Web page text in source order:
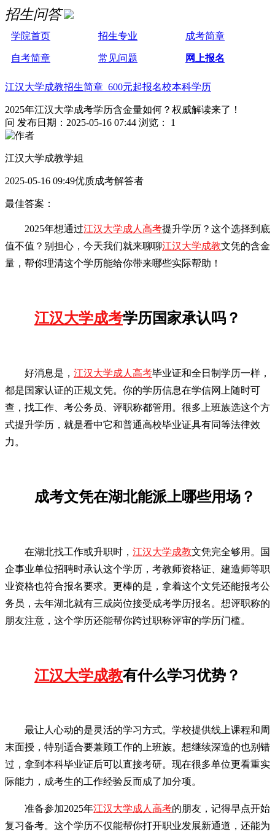
招生问答
学院首页 招生专业 成考简章
自考简章 常见问题 网上报名
江汉大学成教招生简章 600元起报名校本科学历
2025年江汉大学成考学历含金量如何？权威解读来了！
问 发布日期：2025-05-16 07:44 浏览： 1
江汉大学成教学姐
2025-05-16 09:49优质成考解答者
最佳答案：
2025年想通过江汉大学成人高考提升学历？这个选择到底
值不值？别担心，今天我们就来聊聊江汉大学成教文凭的含金
量，帮你理清这个学历能给你带来哪些实际帮助！
江汉大学成考学历国家承认吗？
好消息是， 江汉大学成人高考毕业证和全日制学历一样，
都是国家认证的正规文凭。你的学历信息在学信网上随时可
查，找工作、考公务员、评职称都管用。很多上班族选这个方
式提升学历，就是看中它和普通高校毕业证具有同等法律效
力。
成考文凭在湖北能派上哪些用场？
在湖北找工作或升职时， 江汉大学成教文凭完全够用。国
企事业单位招聘时承认这个学历，考教师资格证、建造师等职
业资格也符合报名要求。更棒的是，拿着这个文凭还能报考公
务员，去年湖北就有三成岗位接受成考学历报名。想评职称的
朋友注意，这个学历还能帮你跨过职称评审的学历门槛。
江汉大学成教有什么学习优势？
最让人心动的是灵活的学习方式。学校提供线上课程和周
末面授，特别适合要兼顾工作的上班族。想继续深造的也别错
过，拿到本科毕业证后可以直接考研。现在很多单位更看重实
际能力，成考生的工作经验反而成了加分项。
准备参加2025年江汉大学成人高考的朋友，记得早点开始
复习备考。这个学历不仅能帮你打开职业发展新通道，还能为